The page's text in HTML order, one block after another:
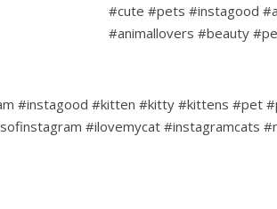
#cute #pets #instagood
#animallovers #beauty
#instagood #kitten #kitty #kittens #pet
#ilovemycat #instagramcats